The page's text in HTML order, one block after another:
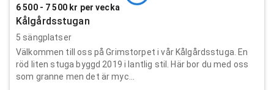
6 500 - 7 500 kr per vecka
Kålgårdsstugan
5 sängplatser
Välkommen till oss på Grimstorpet i vår Kålgårdsstuga. En
röd liten stuga byggd 2019 i lantlig stil. Här bor du med oss
som granne men det är myc...